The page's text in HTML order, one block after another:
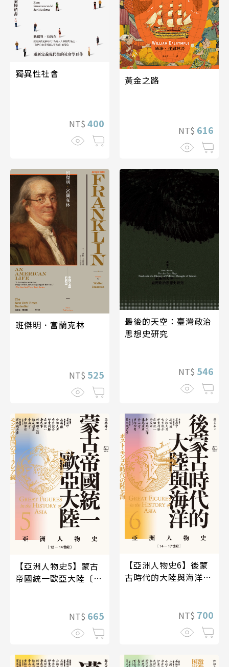
獨異性社會
NT$ 400
黃金之路
NT$ 616
班傑明．富蘭克林
NT$ 525
最後的天空：臺灣政治
思想史研究
NT$ 546
【亞洲人物史5】蒙古
帝國統一歐亞大陸〔12
NT$ 665
【亞洲人物史6】後蒙
古時代的大陸與海洋
NT$ 700